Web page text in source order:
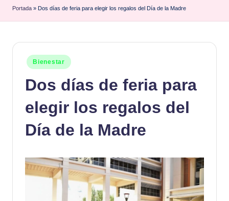
Portada » Dos días de feria para elegir los regalos del Día de la Madre
Publicado
en
Bienestar
Dos días de feria para
elegir los regalos del
Día de la Madre